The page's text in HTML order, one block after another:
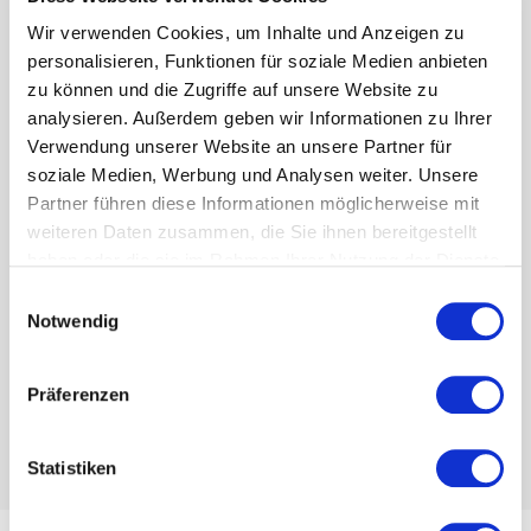
Wir verwenden Cookies, um Inhalte und Anzeigen zu
personalisieren, Funktionen für soziale Medien anbieten
zu können und die Zugriffe auf unsere Website zu
analysieren. Außerdem geben wir Informationen zu Ihrer
Verwendung unserer Website an unsere Partner für
soziale Medien, Werbung und Analysen weiter. Unsere
Partner führen diese Informationen möglicherweise mit
weiteren Daten zusammen, die Sie ihnen bereitgestellt
Notwendig
Präferenzen
Statistiken
alle wichtigen Details sowie die individuelle
Kursbeschreibung der Volkshochschule und ein
Vorschaubild zum Kurs.
Die Anmeldung erfolgt einfach über ein
benutzerfreundliches Formular, das je nach Kurs spezifisch
angepasst werden kann mit obligatorischen oder
Sobald Anmeldungen eingehen, erstellt das System
automatisch Teilnehmerlisten, auf die die Kursleiter:innen
Anwesenheiten zu überprüfen und wichtige Informationen